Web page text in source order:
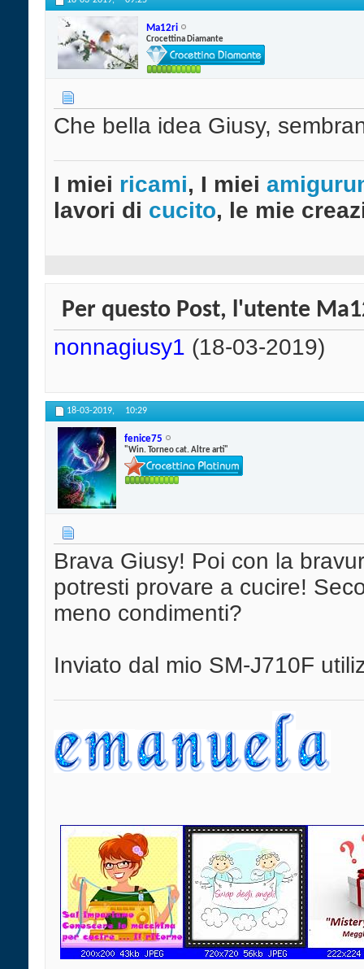
Ma12ri
Crocettina Diamante
Che bella idea Giusy,
I miei ricami, I miei
lavori di cucito, le mie
Per questo Post, l'utente
nonnagiusy1 (18-03-2019)
18-03-2019, 10:29
fenice75
"Win. Torneo cat. Altre arti"
Brava Giusy! Poi con la
potresti provare a cucire!
meno condimenti?
Inviato dal mio SM-J710F